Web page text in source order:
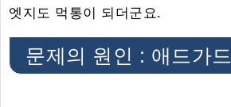
엣지도 먹통이 되더군요.
문제의 원인 : 애드가드